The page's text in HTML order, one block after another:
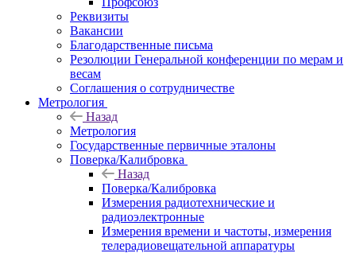
Реквизиты
Вакансии
Благодарственные письма
Резолюции Генеральной конференции по мерам и
весам
Соглашения о сотрудничестве
Метрология
Назад
Метрология
Государственные первичные эталоны
Поверка/Калибровка
Назад
Поверка/Калибровка
Измерения радиотехнические и
радиоэлектронные
Измерения времени и частоты, измерения
телерадиовещательной аппаратуры